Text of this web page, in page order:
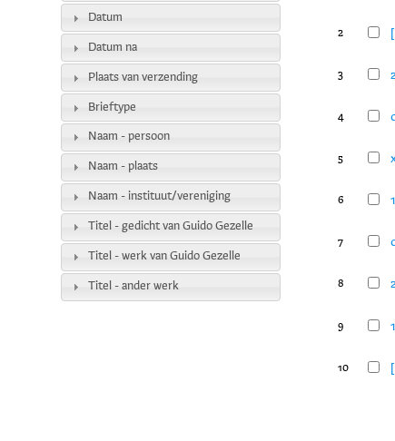
2
3
4
5
6
7
8
9
10
Datum
Datum na
Plaats van verzending
Brieftype
Naam - persoon
Naam - plaats
Naam - instituut/vereniging
Titel - gedicht van Guido Gezelle
Titel - werk van Guido Gezelle
Titel - ander werk